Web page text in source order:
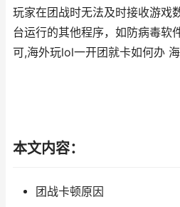
玩家在团战时无法及时接收游戏
台运行的其他程序，如防病毒软
可,海外玩lol一开团就卡如何办
本文内容：
团战卡顿原因